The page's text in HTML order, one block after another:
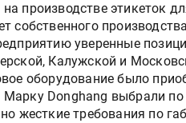
производстве этикеток
собственного
уверенные
Калужской и
оборудование было
Donghang выбрали
жесткие требования по